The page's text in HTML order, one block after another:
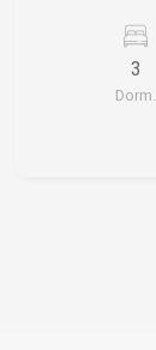
3
Dorm.